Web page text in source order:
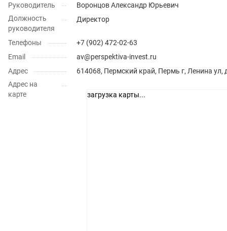
Руководитель
Воронцов Александр Юрьевич
Должность
руководителя
Директор
Телефоны
+7 (902) 472-02-63
Email
av@perspektiva-invest.ru
Адрес
614068, Пермский край, Пермь г, Ленина
Адрес на
карте
загрузка карты...